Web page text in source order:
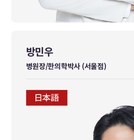
방민우
병원장/한의학박사 (서울점)
방민우
병원장/한의학박사 (서울점)
동국대학교대학원 한의학박사
동국대학교 한의과대학 졸업
경희대학교 한의과대학 외래교수
대한사격연맹 의무위원장